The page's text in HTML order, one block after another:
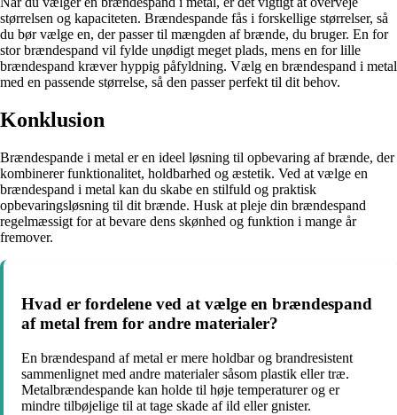
størrelsen og kapaciteten. Brændespande fås i forskellige størrelser, så
du bør vælge en, der passer til mængden af brænde, du bruger. En for
stor brændespand vil fylde unødigt meget plads, mens en for lille
brændespand kræver hyppig påfyldning. Vælg en brændespand i metal
med en passende størrelse, så den passer perfekt til dit behov.
Konklusion
Brændespande i metal er en ideel løsning til opbevaring af brænde, der
kombinerer funktionalitet, holdbarhed og æstetik. Ved at vælge en
brændespand i metal kan du skabe en stilfuld og praktisk
opbevaringsløsning til dit brænde. Husk at pleje din brændespand
regelmæssigt for at bevare dens skønhed og funktion i mange år
fremover.
Hvad er fordelene ved at vælge en brændespand
af metal frem for andre materialer?
En brændespand af metal er mere holdbar og brandresistent
sammenlignet med andre materialer såsom plastik eller træ.
Metalbrændespande kan holde til høje temperaturer og er
mindre tilbøjelige til at tage skade af ild eller gnister.